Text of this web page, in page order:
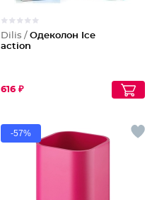
Dilis / Одеколон Ice
action
616 ₽
-57%